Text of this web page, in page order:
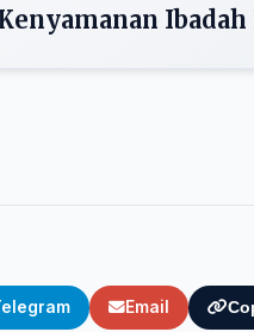
Ibadah
Email